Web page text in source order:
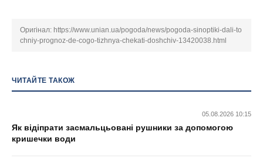
Оригінал: https://www.unian.ua/pogoda/news/pogoda-sinoptiki-dali-to
chniy-prognoz-de-cogo-tizhnya-chekati-doshchiv-13420038.html
ЧИТАЙТЕ ТАКОЖ
05.08.2026 10:15
Як відіпрати засмальцьовані рушники за допомогою
кришечки води